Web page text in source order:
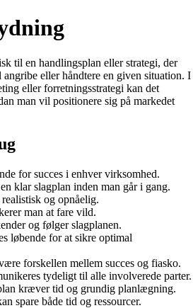
til en handlingsplan eller strategi, der
eller håndtere en given situation. I
eller forretningsstrategi kan det
man vil positionere sig på markedet
for succes i enhver virksomhed.
klar slagplan inden man går i gang.
og opnåelig.
man at fare vild.
og følger slagplanen.
løbende for at sikre optimal
forskellen mellem succes og fiasko.
tydeligt til alle involverede parter.
kræver tid og grundig planlægning.
spare både tid og ressourcer.